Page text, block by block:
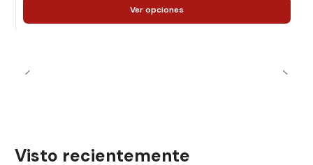
Ver opciones
Visto recientemente